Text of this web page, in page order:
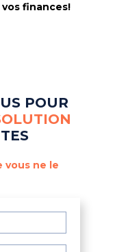
vos finances!
POUR
vous ne le